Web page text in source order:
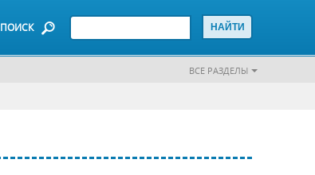
ПОИСК
ВСЕ РАЗДЕЛЫ